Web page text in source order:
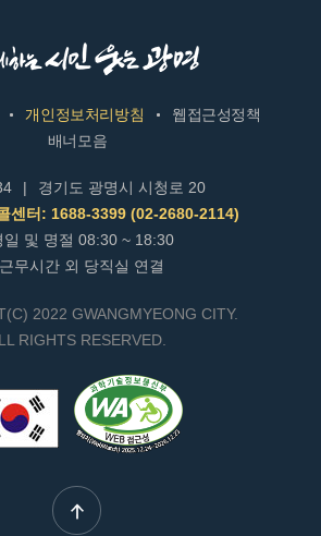
개인정보처리방침
웹접근성정책
배너모음
|
경기도 광명시 시청로 20
센터: 1688-3399 (02-2680-2114)
일 및 명절 08:30 ~ 18:30
무시간 외 당직실 연결
2022 GWANGMYEONG CITY.
RIGHTS RESERVED.